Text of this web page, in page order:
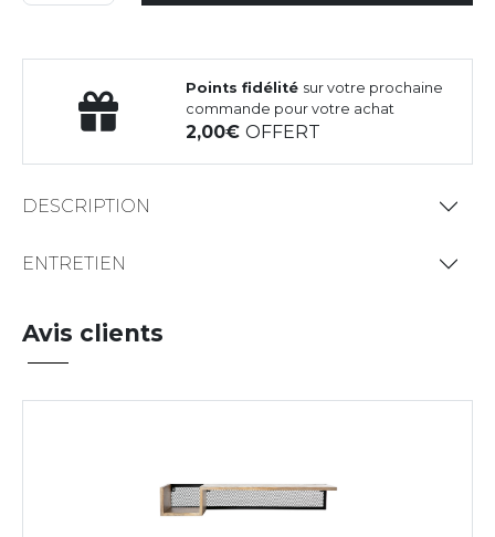
Points fidélité sur votre prochaine
commande pour votre achat
2,00OFFERT
DESCRIPTION
ENTRETIEN
Avis clients